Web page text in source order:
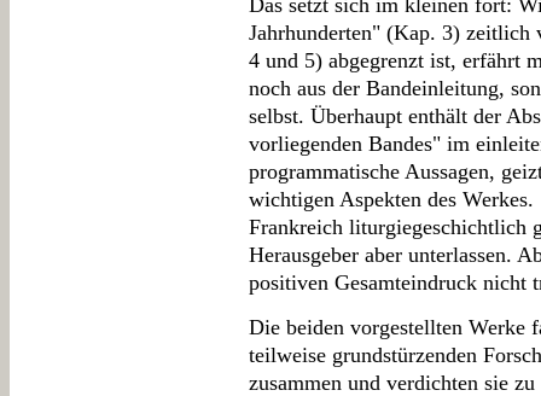
Das setzt sich im kleinen fort:
Jahrhunderten" (Kap. 3)
4 und 5) abgegrenzt ist, erfährt
noch aus der Bandeinleitung,
selbst. Überhaupt enthält der
vorliegenden Bandes" im
programmatische Aussagen,
wichtigen Aspekten des
Frankreich liturgiegeschichtlich
Herausgeber aber unterlassen.
positiven Gesamteindruck nicht
Die beiden vorgestellten Werke
teilweise grundstürzenden
zusammen und verdichten sie